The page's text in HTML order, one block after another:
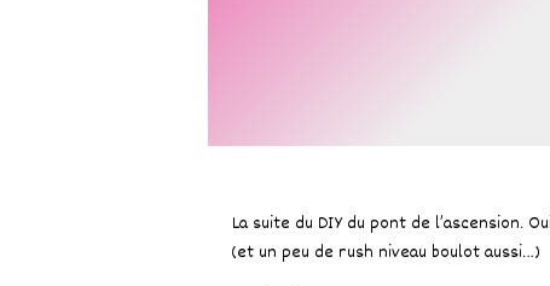
La suite du DIY du pont de l’ascension.
(et un peu de rush niveau boulot aussi…)